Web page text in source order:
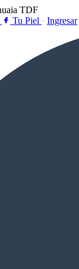
TDF
Tu Piel · Ingresar